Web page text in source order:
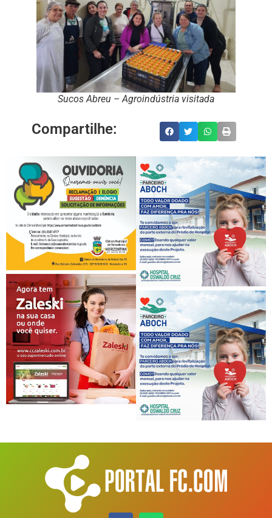
Sucos Abreu – Agroindústria visitada
Compartilhe: